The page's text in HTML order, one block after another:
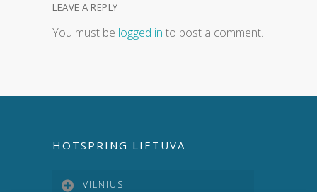
LEAVE A REPLY
You must be logged in to post a comment.
HOTSPRING LIETUVA
VILNIUS